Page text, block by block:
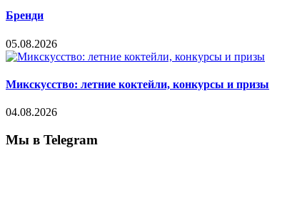
Бренди
05.08.2026
Микскусство: летние коктейли, конкурсы и призы
04.08.2026
Мы в Telegram